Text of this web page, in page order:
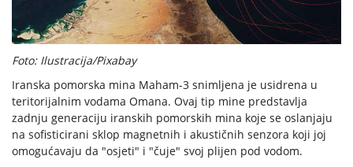
Foto: Ilustracija/Pixabay
Iranska pomorska mina Maham-3 snimljena je usidrena u
teritorijalnim vodama Omana. Ovaj tip mine predstavlja
zadnju generaciju iranskih pomorskih mina koje se oslanjaju
na sofisticirani sklop magnetnih i akustičnih senzora koji joj
omogućavaju da "osjeti" i "čuje" svoj plijen pod vodom.